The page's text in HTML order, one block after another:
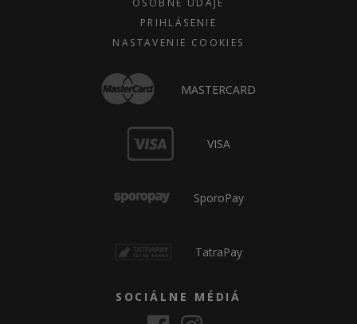
OSOBNÉ ÚDAJE
PRIHLÁSENIE
NASTAVENIE COOKIES
MASTERCARD
VISA
SporoPay
TatraPay
SOCIÁLNE MÉDIÁ